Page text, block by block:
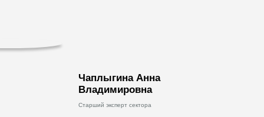
Чаплыгина Анна
Владимировна
Старший эксперт сектора